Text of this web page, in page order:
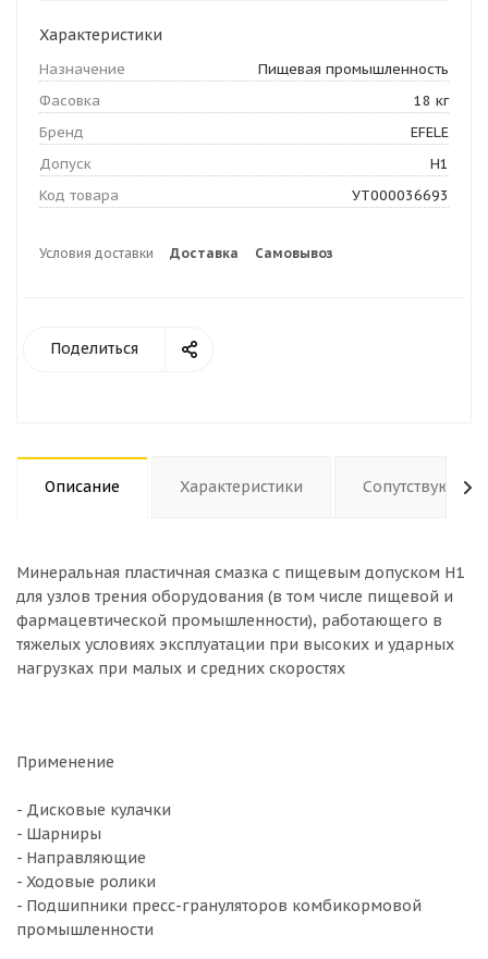
Характеристики
Назначение
Пищевая промышленность
Фасовка
18 кг
Бренд
EFELE
Допуск
H1
Код товара
УТ000036693
Условия доставки Доставка Самовывоз
Поделиться
Описание Характеристики
Минеральная пластичная смазка с пищевым допуском H1
для узлов трения оборудования (в том числе пищевой и
фармацевтической промышленности), работающего в
тяжелых условиях эксплуатации при высоких и ударных
нагрузках при малых и средних скоростях
Применение
- Дисковые кулачки
- Шарниры
- Направляющие
- Ходовые ролики
- Подшипники пресс-грануляторов комбикормовой
промышленности